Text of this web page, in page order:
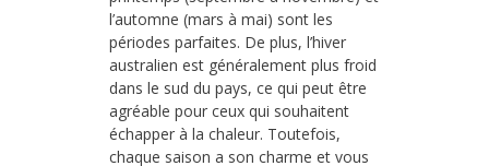
l’automne (mars à mai) sont les
périodes parfaites. De plus, l’hiver
australien est généralement plus froid
dans le sud du pays, ce qui peut être
agréable pour ceux qui souhaitent
échapper à la chaleur. Toutefois,
chaque saison a son charme et vous